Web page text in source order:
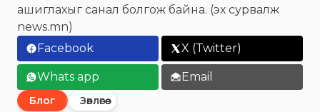
ашиглахыг санал болгож байна. (эх сурвалж
news.mn)
Facebook
X (Twitter)
Whats app Email
Блог Зөвлөгөө